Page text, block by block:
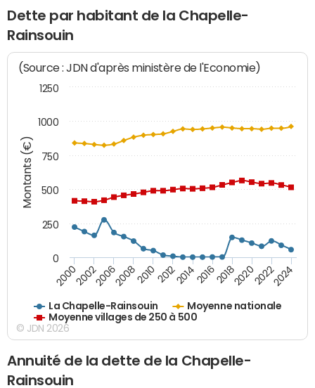
Dette par habitant de la Chapelle-
Rainsouin
Montants (€)
(Source : JDN d'après ministère de l'Economie)
La Chapelle-Rainsouin
Moyenne nationale
Moyenne villages de 250 à 500
200020022006200820102012201420162018202020222024
0
250
500
750
1000
1250
© JDN 2026
Annuité de la dette de la Chapelle-
Rainsouin